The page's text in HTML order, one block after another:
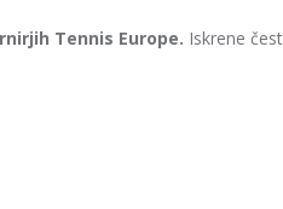
Tennis Europe. Iskrene